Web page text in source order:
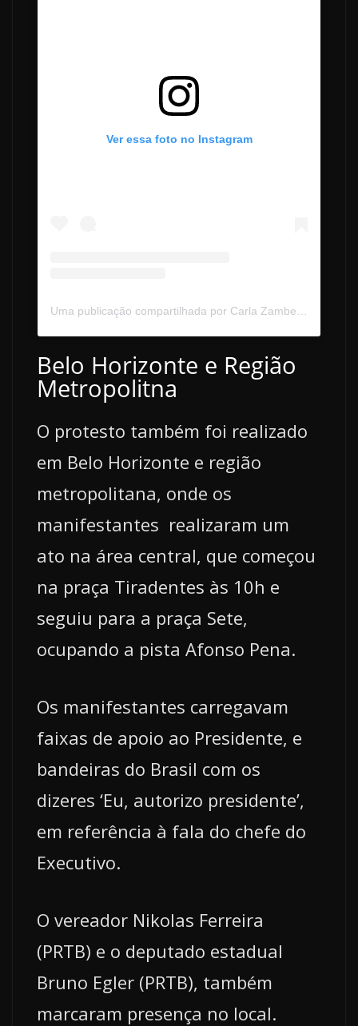
Ver essa foto no Instagram
Uma publicação compartilhada por Carla Zambelli (@carla.zambelli)
Belo Horizonte e Região
Metropolitna
O protesto também foi realizado
em Belo Horizonte e região
metropolitana, onde os
manifestantes realizaram um
ato na área central, que começou
na praça Tiradentes às 10h e
seguiu para a praça Sete,
ocupando a pista Afonso Pena.
Os manifestantes carregavam
faixas de apoio ao Presidente, e
bandeiras do Brasil com os
dizeres ‘Eu, autorizo presidente’,
em referência à fala do chefe do
Executivo.
O vereador Nikolas Ferreira
(PRTB) e o deputado estadual
Bruno Egler (PRTB), também
marcaram presença no local.